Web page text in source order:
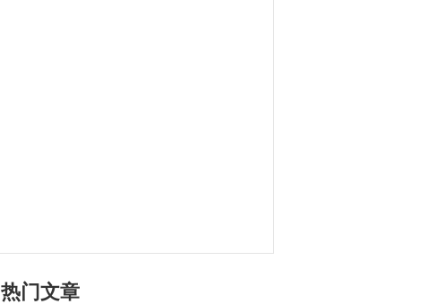
热门文章